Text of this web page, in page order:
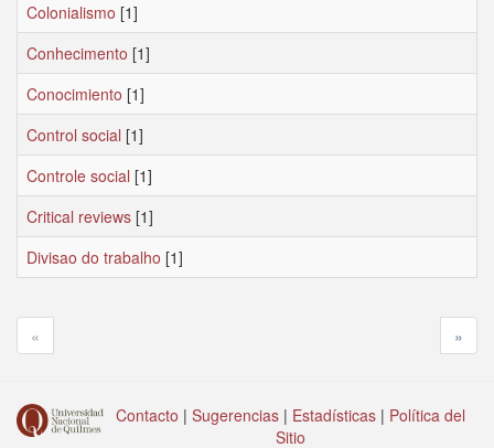
Colonialismo [1]
Conhecimento [1]
Conocimiento [1]
Control social [1]
Controle social [1]
Critical reviews [1]
Divisao do trabalho [1]
« »
Contacto | Sugerencias | Estadísticas | Política del
Sitio